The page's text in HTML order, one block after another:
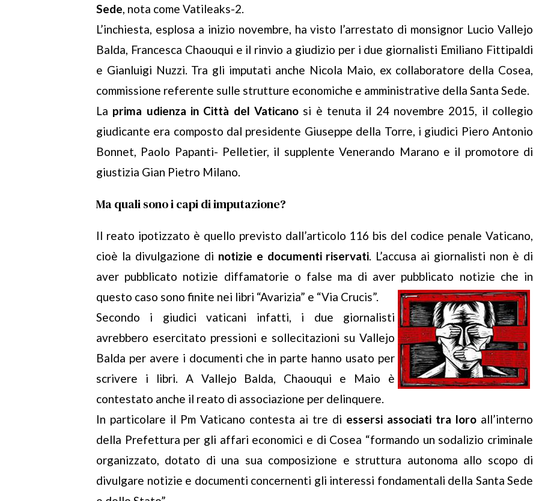
Sede, nota come Vatileaks-2.
L’inchiesta, esplosa a inizio novembre, ha visto l’arrestato di monsignor Lucio Vallejo
Balda, Francesca Chaouqui e il rinvio a giudizio per i due giornalisti Emiliano Fittipaldi
e Gianluigi Nuzzi. Tra gli imputati anche Nicola Maio, ex collaboratore della Cosea,
commissione referente sulle strutture economiche e amministrative della Santa Sede.
La prima udienza in Città del Vaticano si è tenuta il 24 novembre 2015, il collegio
giudicante era composto dal presidente Giuseppe della Torre, i giudici Piero Antonio
Bonnet, Paolo Papanti- Pelletier, il supplente Venerando Marano e il promotore di
giustizia Gian Pietro Milano.
Ma quali sono i capi di imputazione?
Il reato ipotizzato è quello previsto dall’articolo 116 bis del codice penale Vaticano,
cioè la divulgazione di notizie e documenti riservati. L’accusa ai giornalisti non è di
aver pubblicato notizie diffamatorie o false ma di aver pubblicato notizie che in
questo caso sono finite nei libri “Avarizia” e “Via Crucis”.
Secondo i giudici vaticani infatti, i due giornalisti
avrebbero esercitato pressioni e sollecitazioni su Vallejo
Balda per avere i documenti che in parte hanno usato per
scrivere i libri. A Vallejo Balda, Chaouqui e Maio è
contestato anche il reato di associazione per delinquere.
In particolare il Pm Vaticano contesta ai tre di essersi associati tra loro all’interno
della Prefettura per gli affari economici e di Cosea “formando un sodalizio criminale
organizzato, dotato di una sua composizione e struttura autonoma allo scopo di
divulgare notizie e documenti concernenti gli interessi fondamentali della Santa Sede